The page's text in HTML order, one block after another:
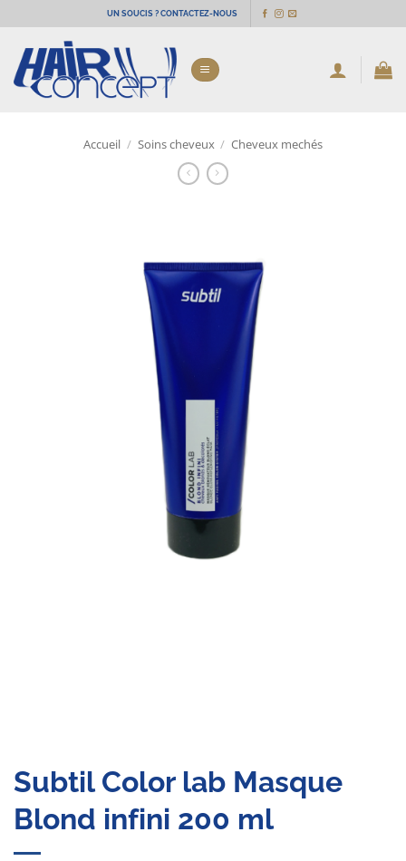
au
contenu
UN SOUCIS ? CONTACTEZ-NOUS
Accueil / Soins cheveux / Cheveux mechés
Subtil Color lab Masque
Blond infini 200 ml